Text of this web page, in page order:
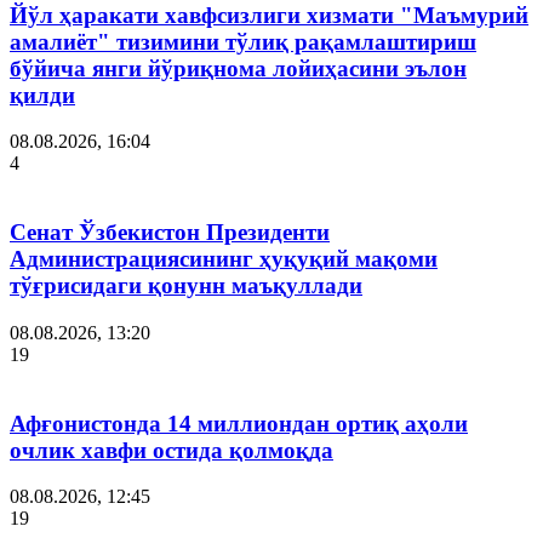
Йўл ҳаракати хавфсизлиги хизмати "Маъмурий
амалиёт" тизимини тўлиқ рақамлаштириш
бўйича янги йўриқнома лойиҳасини эълон
қилди
08.08.2026, 16:04
4
Сенат Ўзбекистон Президенти
Администрациясининг ҳуқуқий мақоми
тўғрисидаги қонунн маъқуллади
08.08.2026, 13:20
19
Афғонистонда 14 миллиондан ортиқ аҳоли
очлик хавфи остида қолмоқда
08.08.2026, 12:45
19